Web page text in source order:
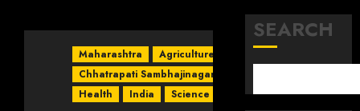
Maharashtra
Agriculture
Chhatrapati Sambhajinagar
Health
India Science
SEARCH